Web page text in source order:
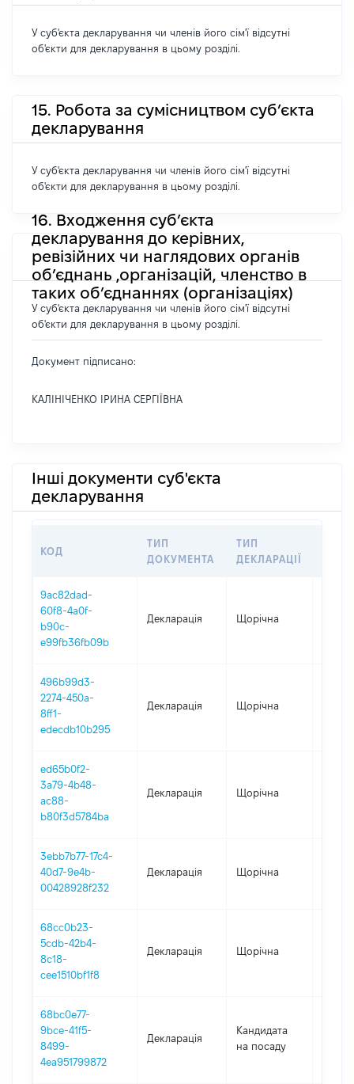
У суб'єкта декларування чи членів його сім'ї відсутні
об'єкти для декларування в цьому розділі.
15. Робота за сумісництвом суб’єкта
декларування
У суб'єкта декларування чи членів його сім'ї відсутні
об'єкти для декларування в цьому розділі.
16. Входження суб’єкта
декларування до керівних,
ревізійних чи наглядових органів
об’єднань ,організацій, членство в
таких об’єднаннях (організаціях)
У суб'єкта декларування чи членів його сім'ї відсутні
об'єкти для декларування в цьому розділі.
Документ підписано:
КАЛІНІЧЕНКО ІРИНА СЕРГІЇВНА
Інші документи суб'єкта
декларування
КОД
ТИП
ДОКУМЕНТА
ТИП
ДЕКЛАРАЦІЇ
9ac82dad-
60f8-4a0f-
b90c-
e99fb36fb09b
Декларація Щорічна
496b99d3-
2274-450a-
8ff1-
edecdb10b295
Декларація Щорічна
ed65b0f2-
3a79-4b48-
ac88-
b80f3d5784ba
Декларація Щорічна
3ebb7b77-17c4-
40d7-9e4b-
00428928f232
Декларація Щорічна
68cc0b23-
5cdb-42b4-
8c18-
cee1510bf1f8
Декларація Щорічна
68bc0e77-
9bce-41f5-
8499-
4ea951799872
Декларація
Кандидата
на посаду